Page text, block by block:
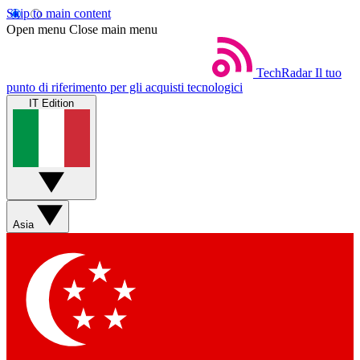
Skip to main content
Open menu Close main menu
TechRadar Il tuo
punto di riferimento per gli acquisti tecnologici
IT Edition
Asia